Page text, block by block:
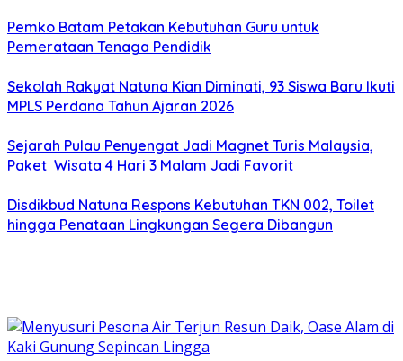
Pemko Batam Petakan Kebutuhan Guru untuk
Pemerataan Tenaga Pendidik
Sekolah Rakyat Natuna Kian Diminati, 93 Siswa Baru Ikuti
MPLS Perdana Tahun Ajaran 2026
Sejarah Pulau Penyengat Jadi Magnet Turis Malaysia,
Paket Wisata 4 Hari 3 Malam Jadi Favorit
Disdikbud Natuna Respons Kebutuhan TKN 002, Toilet
hingga Penataan Lingkungan Segera Dibangun